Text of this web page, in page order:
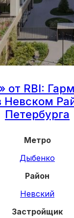
от RBI:
Невском
Петербурга
Метро
Дыбенко
Район
Невский
Застройщик